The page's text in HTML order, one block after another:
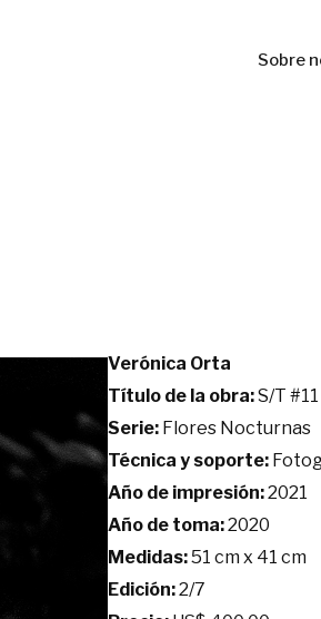
Sobre
Verónica Orta
Título de la obra:S/T #11
Serie: Flores Nocturnas
Técnica y soporte:
Año de impresión:2021
Año de toma:2020
Medidas:51 cm x 41 cm
Edición:2/7